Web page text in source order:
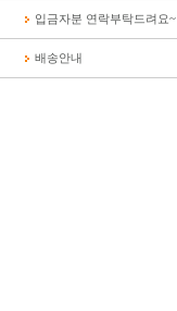
입금자분 연락부탁드려요~
배송안내